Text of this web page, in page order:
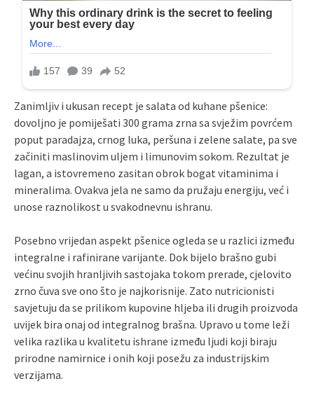
Zanimljiv i ukusan recept je salata od kuhane pšenice:
dovoljno je pomiješati 300 grama zrna sa svježim povrćem
poput paradajza, crnog luka, peršuna i zelene salate, pa sve
začiniti maslinovim uljem i limunovim sokom. Rezultat je
lagan, a istovremeno zasitan obrok bogat vitaminima i
mineralima. Ovakva jela ne samo da pružaju energiju, već i
unose raznolikost u svakodnevnu ishranu.
Posebno vrijedan aspekt pšenice ogleda se u razlici između
integralne i rafinirane varijante. Dok bijelo brašno gubi
većinu svojih hranljivih sastojaka tokom prerade, cjelovito
zrno čuva sve ono što je najkorisnije. Zato nutricionisti
savjetuju da se prilikom kupovine hljeba ili drugih proizvoda
uvijek bira onaj od integralnog brašna. Upravo u tome leži
velika razlika u kvalitetu ishrane između ljudi koji biraju
prirodne namirnice i onih koji posežu za industrijskim
verzijama.